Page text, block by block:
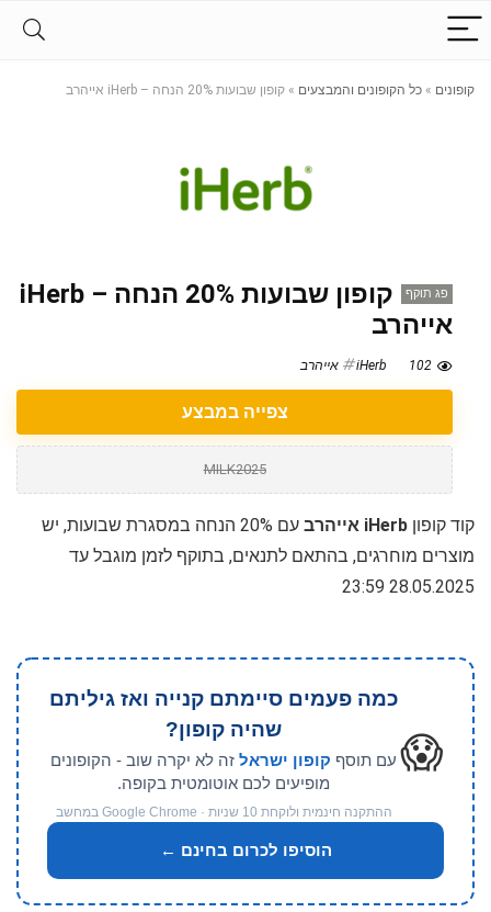
קופונים » כל הקופונים והמבצעים » קופון שבועות 20% הנחה – iHerb אייהרב
פג תוקף
קופון שבועות 20% הנחה – iHerb
אייהרב
102 iHerb אייהרב
צפייה במבצע
MILK2025
קוד קופון iHerb אייהרב
עם 20% הנחה במסגרת שבועות, יש
מוצרים מוחרגים, בהתאם לתנאים, בתוקף לזמן מוגבל עד
28.05.2025 23:59
😱
כמה פעמים סיימתם קנייה ואז גיליתם
שהיה קופון?
עם תוסף קופון ישראל זה לא יקרה שוב - הקופונים
מופיעים לכם אוטומטית בקופה.
ההתקנה חינמית ולוקחת 10 שניות · Google Chrome במחשב
הוסיפו לכרום בחינם ←